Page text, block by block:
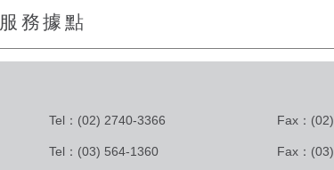
服務據點
Tel：(02) 2740-3366 Fax：
Tel：(03) 564-1360 Fax：